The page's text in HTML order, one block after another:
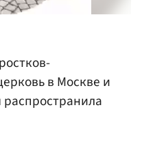
в Москве и